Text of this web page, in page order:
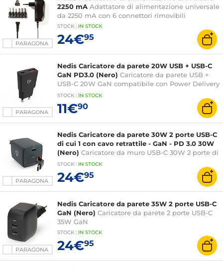
PARAGONA
2250 mA Adattatore di alimentazione universale
da 2250 mA con 6 connettori rimovibili
STOCK : IN STOCK
24€95
PARAGONA
Nedis Caricatore da parete 20W USB + USB-C
GaN PD3.0 (Nero) Caricatore da parete USB +
USB-C 20W GaN compatibile con Power Delivery
e Quick Charge
STOCK : IN STOCK
11€90
PARAGONA
Nedis Caricatore da parete 30W 2 porte USB-C
di cui 1 con cavo retrattile - GaN - PD 3.0 30W
(Nero) Caricatore da muro USB-C 30W 2 porte di
cui 1 con cavo retrattile - GaN - PD 3.0 30W
STOCK : IN STOCK
24€95
PARAGONA
Nedis Caricatore da parete 35W 2 porte USB-C
GaN (Nero) Caricatore da parete 2 porte USB-C
35W GaN
STOCK : IN STOCK
24€95